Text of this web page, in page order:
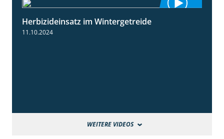
Herbizideinsatz im Wintergetreide
11.10.2024
WEITERE VIDEOS